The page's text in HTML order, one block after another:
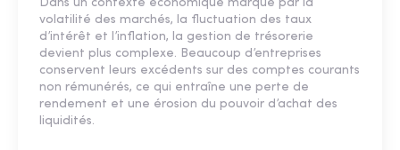
Dans un contexte économique marqué par la
volatilité des marchés, la fluctuation des taux
d’intérêt et l’inflation, la gestion de trésorerie
devient plus complexe. Beaucoup d’entreprises
conservent leurs excédents sur des comptes courants
non rémunérés, ce qui entraîne une perte de
rendement et une érosion du pouvoir d’achat des
liquidités.